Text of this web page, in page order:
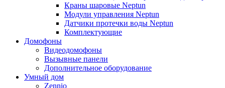
Краны шаровые Neptun
Модули управления Neptun
Датчики протечки воды Neptun
Комплектующие
Домофоны
Видеодомофоны
Вызывные панели
Дополнительное оборудование
Умный дом
Zennio